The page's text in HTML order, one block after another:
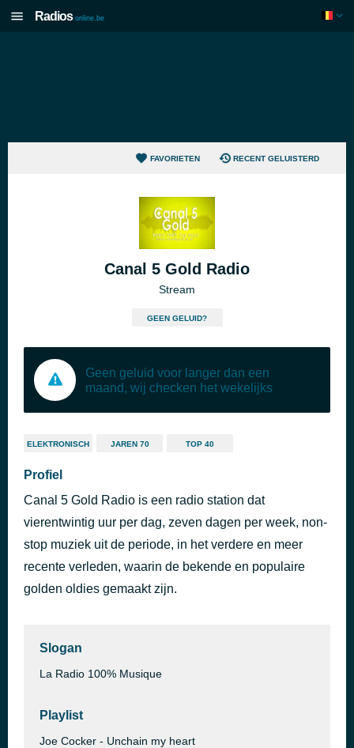
Radios online.be
FAVORIETEN RECENT GELUISTERD
Canal 5 Gold Radio
Stream
GEEN GELUID?
Geen geluid voor langer dan een
maand, wij checken het wekelijks
ELEKTRONISCH JAREN 70 TOP 40
Profiel
Canal 5 Gold Radio is een radio station dat
vierentwintig uur per dag, zeven dagen per week, non-
stop muziek uit de periode, in het verdere en meer
recente verleden, waarin de bekende en populaire
golden oldies gemaakt zijn.
Slogan
La Radio 100% Musique
Playlist
Joe Cocker - Unchain my heart